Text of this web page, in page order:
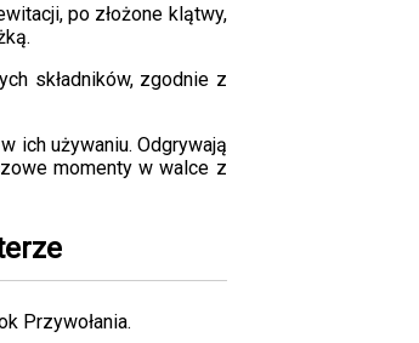
po złożone klątwy,
składników, zgodnie z
ich używaniu. Odgrywają
momenty w walce z
Przywołania.